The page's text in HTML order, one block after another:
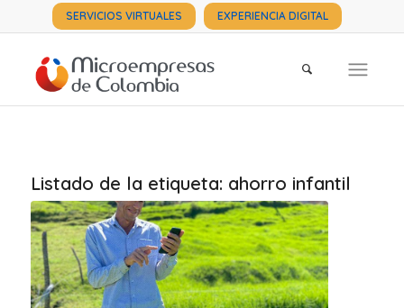
SERVICIOS VIRTUALES EXPERIENCIA DIGITAL
Listado de la etiqueta: ahorro infantil